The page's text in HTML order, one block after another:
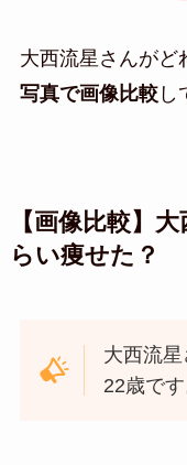
大西流星さんがど
写真で画像比較し
【画像比較】
らい痩せた？
大西流
22歳で